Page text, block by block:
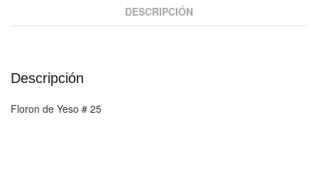
DESCRIPCIÓN
Descripción
Floron de Yeso # 25